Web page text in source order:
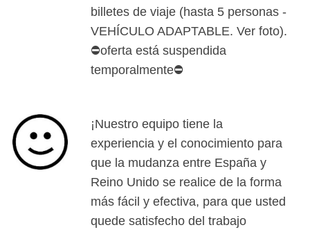
billetes de viaje (hasta 5 personas -
VEHÍCULO ADAPTABLE. Ver foto).
⛔oferta está suspendida
temporalmente⛔
¡Nuestro equipo tiene la
experiencia y el conocimiento para
que la mudanza entre España y
Reino Unido se realice de la forma
más fácil y efectiva, para que usted
quede satisfecho del trabajo